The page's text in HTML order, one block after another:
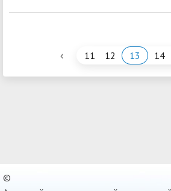
‹ 11 12 13 14
©